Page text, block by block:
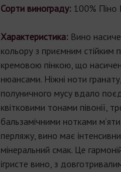
Сорти винограду:100% Піно
Характеристика: Вино
кольору з приємним стійким
кремовою пінкою, що
нюансами. Ніжні ноти
полуничного мусу вдало
квітковими тонами півонії,
бальзамічними нотками
перляжу, вино має
мінеральний смак. Це
ігристе вино, з